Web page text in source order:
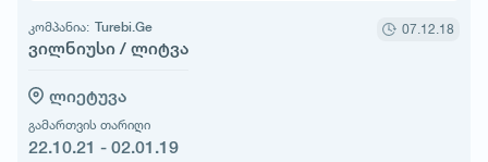
კომპანია: Turebi.Ge
ვილნიუსი / ლიტვა
07.12.18
ლიეტუვა
გამართვის თარიღი
22.10.21 - 02.01.19